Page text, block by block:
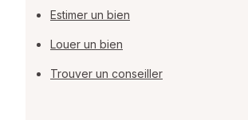
Estimer un bien
Louer un bien
Trouver un conseiller